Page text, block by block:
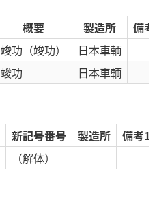
概要 製造所
備
竣功 （竣功）
日本車輌
竣功 日本車輌
新記号番号 製造所
備考1
（解体）